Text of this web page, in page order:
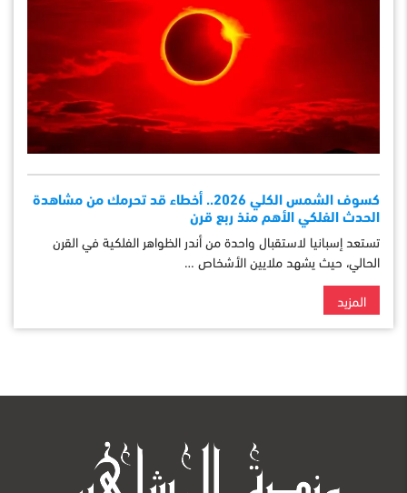
كسوف الشمس الكلي 2026.. أخطاء قد تحرمك من مشاهدة
الحدث الفلكي الأهم منذ ربع قرن
تستعد إسبانيا لاستقبال واحدة من أندر الظواهر الفلكية في القرن
الحالي، حيث يشهد ملايين الأشخاص …
المزيد